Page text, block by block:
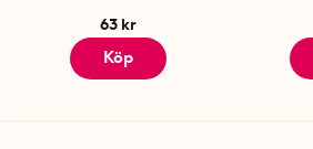
63 kr
Köp